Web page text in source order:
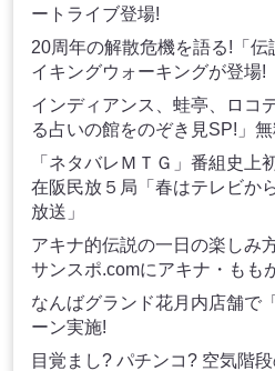
ートライブ登場!
20周年の解散危機を語る!「
イキングウォーキングが登場!
インディアンス、蛙亭、ロコ
る占いの館をのぞき見SP!」
「ネタバレＭＴＧ」番組史上
在阪民放５局「春はテレビか
放送」
アキナ的伝説の一日の楽しみ
サンスポ.comにアキナ・もも
なんばグランド花月内店舗で
ーン実施!
目覚まし? パチンコ? 空気階